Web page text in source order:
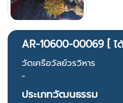
AR-10600-00069 [ ไ
วัดเครือวัลย์วรวิหาร
-
ประเภทวัฒนธรรม